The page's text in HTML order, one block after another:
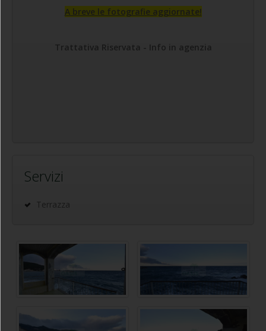
A breve le fotografie aggiornate!
Trattativa Riservata - Info in agenzia
Servizi
Terrazza